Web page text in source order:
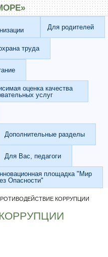
Для родителей
труда
оценка качества
услуг
Дополнительные разделы
Для Вас, педагоги
площадка "Мир
Опасности"
КОРРУПЦИИ